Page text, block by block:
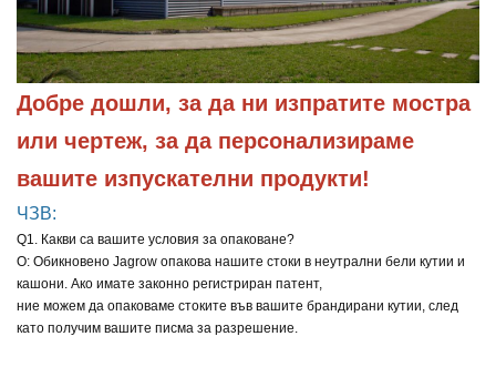
Добре дошли, за да ни изпратите мостра
или чертеж, за да персонализираме
вашите изпускателни продукти!
ЧЗВ:
Q1. Какви са вашите условия за опаковане?
О: Обикновено Jagrow опакова нашите стоки в неутрални бели кутии и
кашони. Ако имате законно регистриран патент,
ние можем да опаковаме стоките във вашите брандирани кутии, след
като получим вашите писма за разрешение.